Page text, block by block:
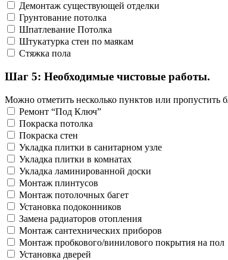
Демонтаж существующей отделки
Грунтование потолка
Шпатлевание Потолка
Штукатурка стен по маякам
Стяжка пола
Шаг 5: Необходимые чистовые работы.
Можно отметить несколько пунктов или пропустить
Ремонт “Под Ключ”
Покраска потолка
Покраска стен
Укладка плитки в санитарном узле
Укладка плитки в комнатах
Укладка ламинированной доски
Монтаж плинтусов
Монтаж потолочных багет
Установка подоконников
Замена радиаторов отопления
Монтаж сантехнических приборов
Монтаж пробкового/винилового покрытия на пол
Установка дверей